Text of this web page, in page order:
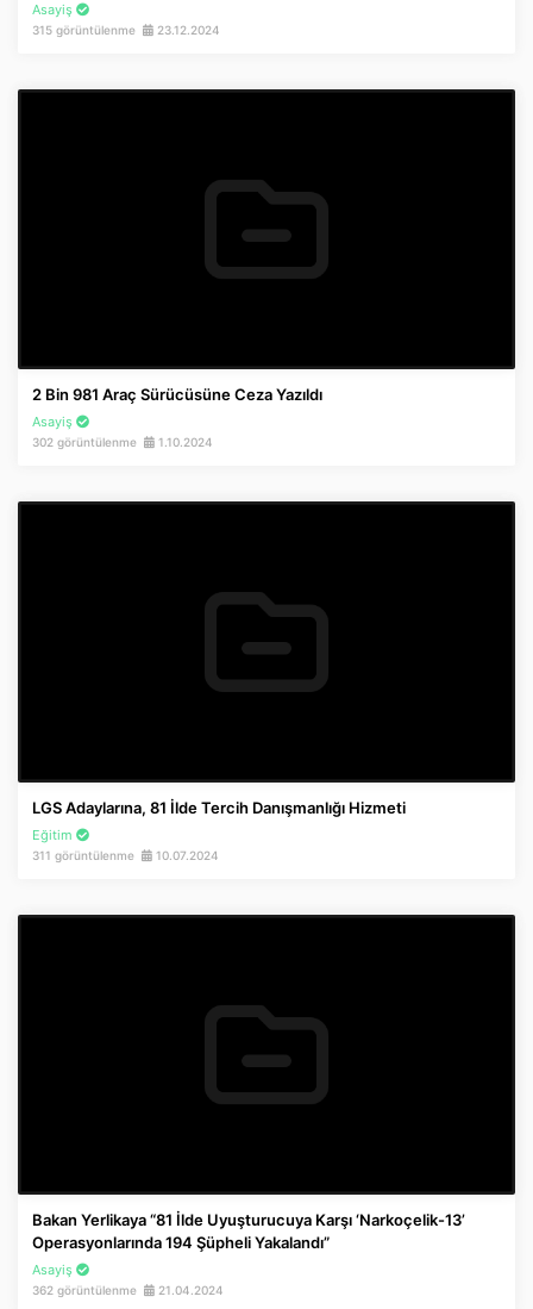
Asayiş
315 görüntülenme 23.12.2024
2 Bin 981 Araç Sürücüsüne Ceza Yazıldı
Asayiş
302 görüntülenme 1.10.2024
LGS Adaylarına, 81 İlde Tercih Danışmanlığı Hizmeti
Eğitim
311 görüntülenme 10.07.2024
Bakan Yerlikaya “81 İlde Uyuşturucuya Karşı ‘Narkoçelik-13’
Operasyonlarında 194 Şüpheli Yakalandı”
Asayiş
362 görüntülenme 21.04.2024